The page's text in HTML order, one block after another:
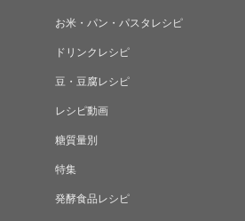
お米・パン・パスタレシピ
ドリンクレシピ
豆・豆腐レシピ
レシピ動画
糖質量別
特集
発酵食品レシピ